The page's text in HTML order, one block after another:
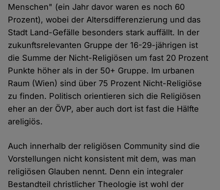
Menschen" (ein Jahr davor waren es noch 60
Prozent), wobei der Altersdifferenzierung und das
Stadt Land-Gefälle besonders stark auffällt. In der
zukunftsrelevanten Gruppe der 16-29-jährigen ist
die Summe der Nicht-Religiösen um fast 20 Prozent
Punkte höher als in der 50+ Gruppe. Im urbanen
Raum (Wien) sind über 75 Prozent Nicht-Religiöse
zu finden. Politisch orientieren sich die Religiösen
eher an der ÖVP, aber auch dort ist fast die Hälfte
areligiös.
Auch innerhalb der religiösen Community sind die
Vorstellungen nicht konsistent mit dem, was man
religiösen Glauben nennt. Denn ein integraler
Bestandteil christlicher Theologie ist wohl der